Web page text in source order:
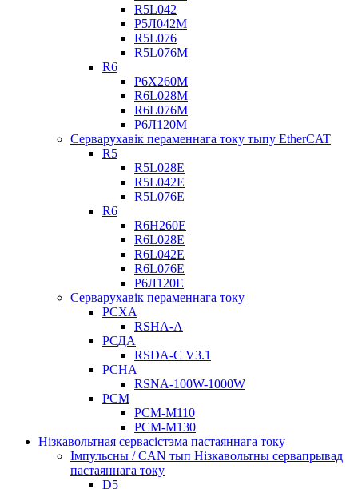
R5L042
Р5Л042М
R5L076
R5L076M
R6
Р6Х260М
R6L028M
R6L076M
Р6Л120М
Серварухавік пераменнага току тыпу EtherCAT
R5
R5L028E
R5L042E
R5L076E
R6
R6H260E
R6L028E
R6L042E
R6L076E
Р6Л120Е
Серварухавік пераменнага току
РСХА
RSHA-A
РСДА
RSDA-C V3.1
РСНА
RSNA-100W-1000W
РСМ
РСМ-М110
РСМ-М130
Нізкавольтная сервасістэма пастаяннага току
Імпульсны / CAN тып Нізкавольтны сервапрывад
пастаяннага току
D5